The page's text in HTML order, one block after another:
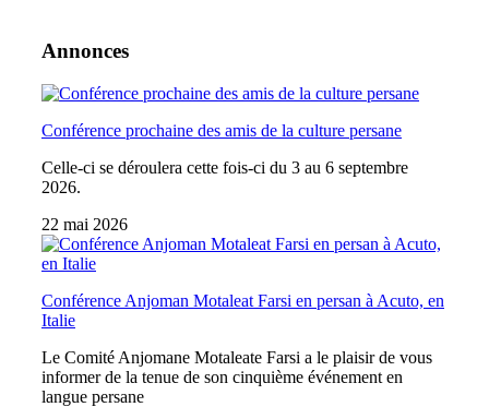
Annonces
Conférence prochaine des amis de la culture persane
Celle-ci se déroulera cette fois-ci du 3 au 6 septembre
2026.
22 mai 2026
Conférence Anjoman Motaleat Farsi en persan à Acuto, en
Italie
Le Comité Anjomane Motaleate Farsi a le plaisir de vous
informer de la tenue de son cinquième événement en
langue persane